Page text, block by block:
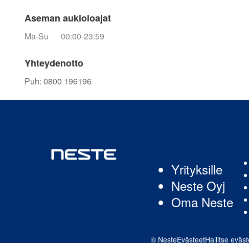
Aseman aukioloajat
Ma-Su 00:00-23:59
Yhteydenotto
Puh: 0800 196196
Yrityksille
Neste Oyj
Oma Neste
© NesteEvästeetHallitse